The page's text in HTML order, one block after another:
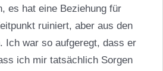
es hat eine Beziehung für
ruiniert, aber aus den
Ich war so aufgeregt, dass er
ich mir tatsächlich Sorgen